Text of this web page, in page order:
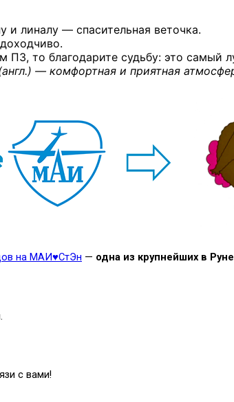
и линалу — спасительная веточка.
ПЗ, то благодарите судьбу: это самый
— комфортная и приятная